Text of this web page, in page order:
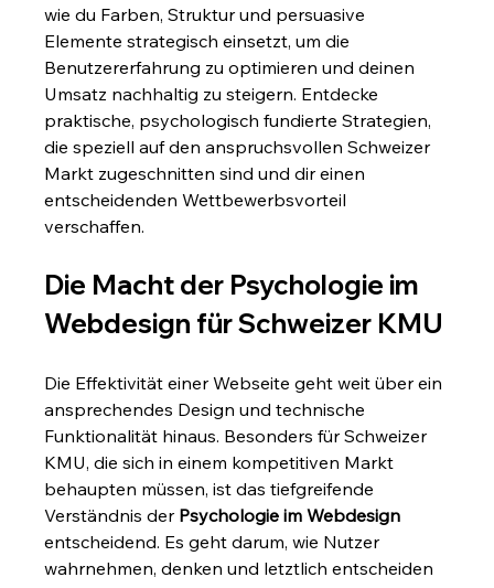
wie du Farben, Struktur und persuasive
Elemente strategisch einsetzt, um die
Benutzererfahrung zu optimieren und deinen
Umsatz nachhaltig zu steigern. Entdecke
praktische, psychologisch fundierte Strategien,
die speziell auf den anspruchsvollen Schweizer
Markt zugeschnitten sind und dir einen
entscheidenden Wettbewerbsvorteil
verschaffen.
Die Macht der Psychologie im
Webdesign für Schweizer KMU
Die Effektivität einer Webseite geht weit über ein
ansprechendes Design und technische
Funktionalität hinaus. Besonders für Schweizer
KMU, die sich in einem kompetitiven Markt
behaupten müssen, ist das tiefgreifende
Verständnis der Psychologie im Webdesign
entscheidend. Es geht darum, wie Nutzer
wahrnehmen, denken und letztlich entscheiden